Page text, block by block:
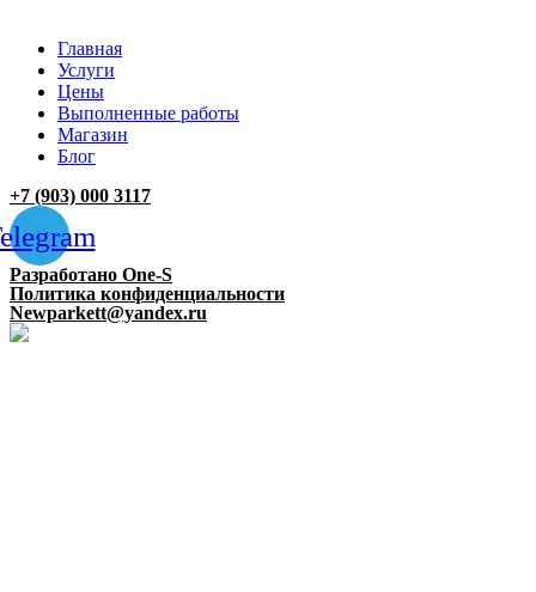
Главная
Услуги
Цены
Выполненные работы
Магазин
Блог
+7 (903) 000 3117
Разработано One-S
Политика конфиденциальности
Newparkett@yandex.ru